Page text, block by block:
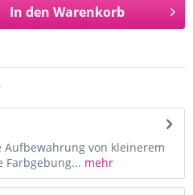
In den Warenkorb
Aufbewahrung von kleinerem
Farbgebung... mehr